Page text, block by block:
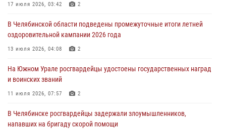
Росгвардейцы задержали трёх магазинных воров в Челябинске
На Южном Урале сотрудники Росгвардии задержали
подозреваемого в совершении убийства
В Челябинской области росгвардейцами по горячим следам
задержан подозреваемый в грабеже
17 июля 2026, 03:42 2
В Челябинской области подведены промежуточные итоги летней
оздоровительной кампании 2026 года
13 июля 2026, 04:08 2
На Южном Урале росгвардейцы удостоены государственных наград
и воинских званий
11 июля 2026, 07:57 2
В Челябинске росгвардейцы задержали злоумышленников,
напавших на бригаду скорой помощи